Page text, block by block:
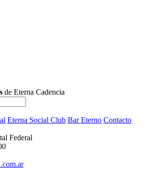
de Eterna Cadencia
Eterna Social Club Bar Eterno Contacto
Federal